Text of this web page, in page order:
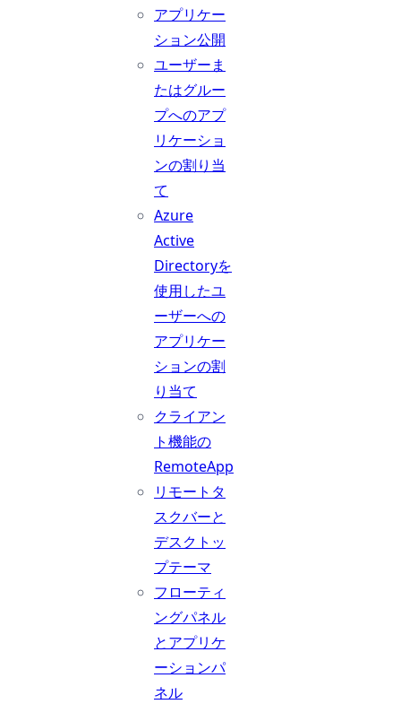
アプリケー
ション公開
ユーザーま
たはグルー
プへのアプ
リケーショ
ンの割り当
て
Azure
Active
Directoryを
使用したユ
ーザーへの
アプリケー
ションの割
り当て
クライアン
ト機能の
RemoteApp
リモートタ
スクバーと
デスクトッ
プテーマ
フローティ
ングパネル
とアプリケ
ーションパ
ネル